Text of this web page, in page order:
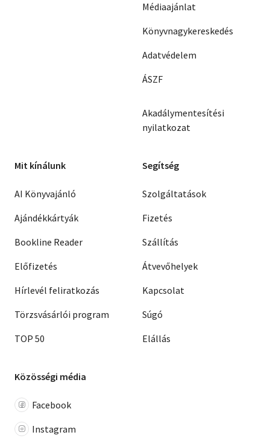
Médiaajánlat
Könyvnagykereskedés
Adatvédelem
ÁSZF
Akadálymentesítési
nyilatkozat
Mit kínálunk
AI Könyvajánló
Ajándékkártyák
Bookline Reader
Előfizetés
Hírlevél feliratkozás
Törzsvásárlói program
TOP 50
Segítség
Szolgáltatások
Fizetés
Szállítás
Átvevőhelyek
Kapcsolat
Súgó
Elállás
Közösségi média
Facebook
Instagram